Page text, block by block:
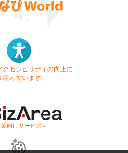
クセシビリティの向上に
組んでいます。
向けサービス -